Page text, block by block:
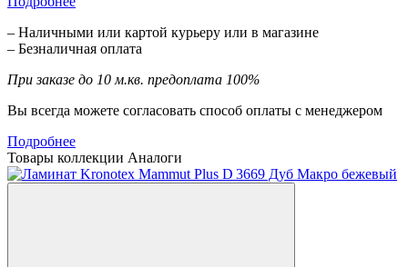
– Наличными или картой курьеру или в магазине
– Безналичная оплата
При заказе до 10 м.кв. предоплата 100%
Вы всегда можете согласовать способ оплаты с менеджером
Подробнее
Товары коллекции Аналоги